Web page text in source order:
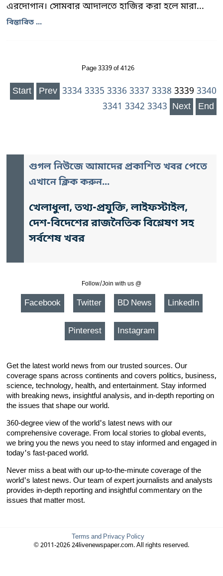
এরদোগান। সোমবার আদালতে হাজির করা হলে মারা...
বিস্তারিত ...
Page 3339 of 4126
Start Prev 3334 3335 3336 3337 3338 3339 3340
3341 3342 3343 Next End
গুগল নিউজে আমাদের প্রকাশিত খবর পেতে
এখানে ক্লিক করুন...
খেলাধুলা, তথ্য-প্রযুক্তি, লাইফস্টাইল,
দেশ-বিদেশের রাজনৈতিক বিশ্লেষণ সহ
সর্বশেষ খবর
Follow/Join with us @
Facebook Twitter BD News LinkedIn
Pinterest Instagram
Get the latest world news from our trusted sources. Our
coverage spans across continents and covers politics, business,
science, technology, health, and entertainment. Stay informed
with breaking news, insightful analysis, and in-depth reporting on
the issues that shape our world.
360-degree view of the world's latest news with our
comprehensive coverage. From local stories to global events,
we bring you the news you need to stay informed and engaged in
today's fast-paced world.
Never miss a beat with our up-to-the-minute coverage of the
world's latest news. Our team of expert journalists and analysts
provides in-depth reporting and insightful commentary on the
issues that matter most.
Terms and Privacy Policy
© 2011-2026 24livenewspaper.com. All rights reserved.